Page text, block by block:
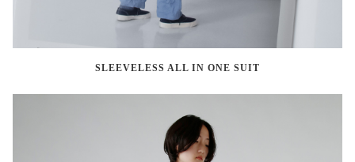
SLEEVELESS ALL IN ONE SUIT